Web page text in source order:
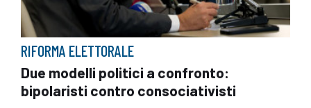
RIFORMA ELETTORALE
Due modelli politici a confronto:
bipolaristi contro consociativisti